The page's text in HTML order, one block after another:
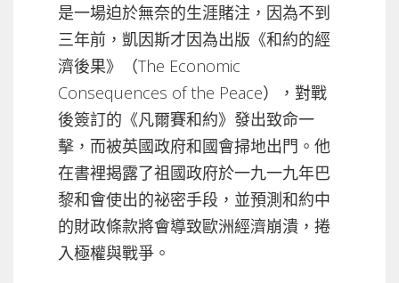
是一場迫於無奈的生涯賭注，因為不到
三年前，凱因斯才因為出版《和約的經
濟後果》（The Economic
Consequences of the Peace），對戰
後簽訂的《凡爾賽和約》發出致命一
擊，而被英國政府和國會掃地出門。他
在書裡揭露了祖國政府於一九一九年巴
黎和會使出的祕密手段，並預測和約中
的財政條款將會導致歐洲經濟崩潰，捲
入極權與戰爭。